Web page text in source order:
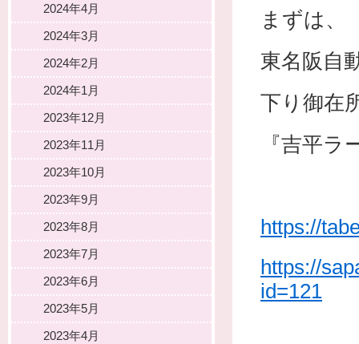
まずは、
東名阪自
下り御在
『吉平ラ
https://
https://
id=121
2024年4月
2024年3月
2024年2月
2024年1月
2023年12月
2023年11月
2023年10月
2023年9月
2023年8月
2023年7月
2023年6月
2023年5月
2023年4月